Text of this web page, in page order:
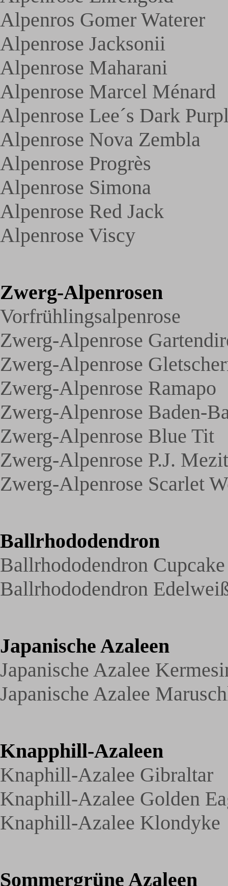
Alpenros Gomer Waterer
Alpenrose Jacksonii
Alpenrose Maharani
Alpenrose Marcel Ménard
Alpenrose Lee´s Dark
Alpenrose Nova Zembla
Alpenrose Progrès
Alpenrose Simona
Alpenrose Red Jack
Alpenrose Viscy
Zwerg-Alpenrosen
Vorfrühlingsalpenrose
Zwerg-Alpenrose
Zwerg-Alpenrose
Zwerg-Alpenrose Ramapo
Zwerg-Alpenrose Baden-
Zwerg-Alpenrose Blue Tit
Zwerg-Alpenrose P.J.
Zwerg-Alpenrose Scarlet
Ballrhododendron
Ballrhododendron Cupcake
Ballrhododendron
Japanische Azaleen
Japanische Azalee
Japanische Azalee
Knapphill-Azaleen
Knaphill-Azalee Gibraltar
Knaphill-Azalee Golden
Knaphill-Azalee Klondyke
Sommergrüne Azaleen